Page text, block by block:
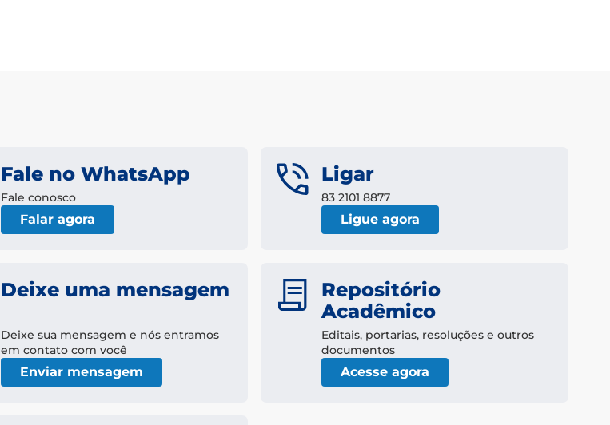
Fale no WhatsApp
Fale conosco
Falar agora
Ligar
83 2101 8877
Ligue agora
Deixe uma mensagem
Deixe sua mensagem e nós entramos
em contato com você
Enviar mensagem
Repositório
Acadêmico
Editais, portarias, resoluções e outros
documentos
Acesse agora